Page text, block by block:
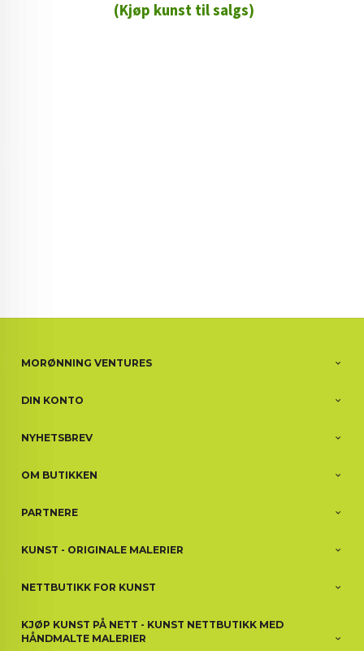
(Kjøp kunst til salgs)
MORØNNING VENTURES
DIN KONTO
NYHETSBREV
OM BUTIKKEN
PARTNERE
KUNST - ORIGINALE MALERIER
NETTBUTIKK FOR KUNST
KJØP KUNST PÅ NETT - KUNST NETTBUTIKK MED
HÅNDMALTE MALERIER